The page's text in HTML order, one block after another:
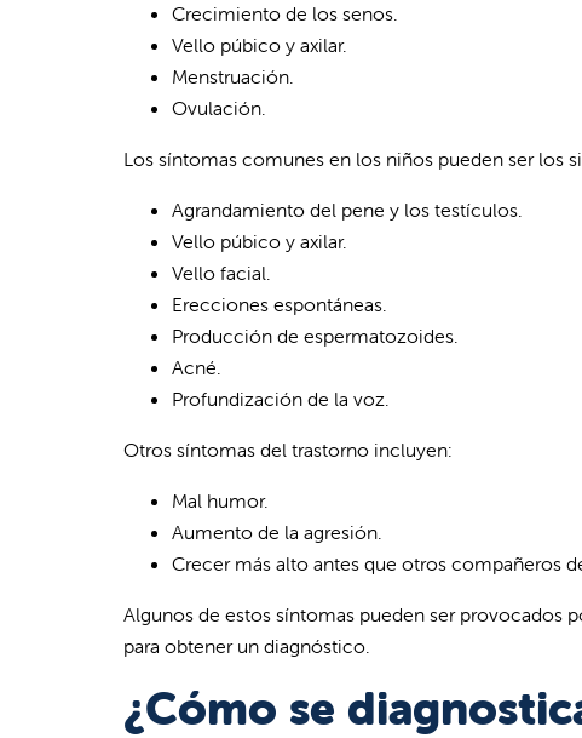
Crecimiento de los senos.
Vello púbico y axilar.
Menstruación.
Ovulación.
Los síntomas comunes en los niños pueden ser los
Agrandamiento del pene y los testículos.
Vello púbico y axilar.
Vello facial.
Erecciones espontáneas.
Producción de espermatozoides.
Acné.
Profundización de la voz.
Otros síntomas del trastorno incluyen:
Mal humor.
Aumento de la agresión.
Crecer más alto antes que otros compañeros
Algunos de estos síntomas pueden ser provocados
para obtener un diagnóstico.
¿Cómo se